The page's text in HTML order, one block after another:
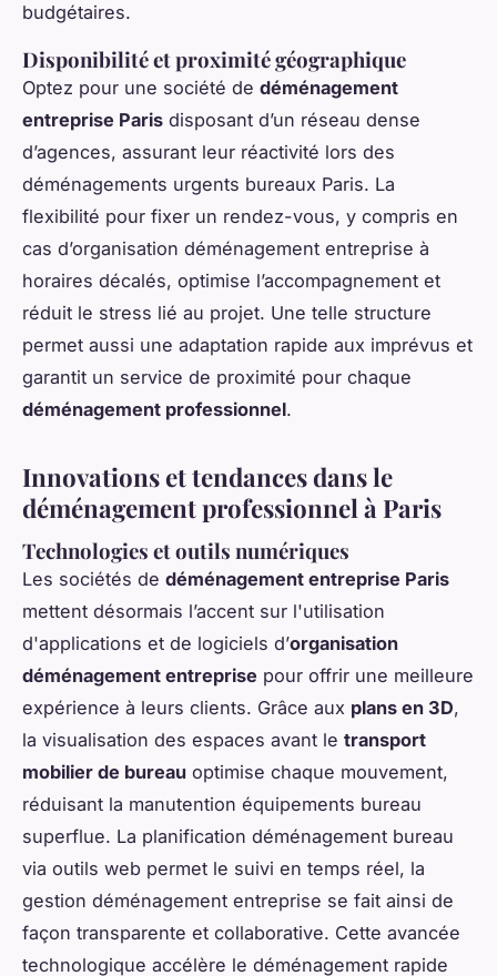
budgétaires.
Disponibilité et proximité géographique
Optez pour une société de déménagement
entreprise Paris disposant d’un réseau dense
d’agences, assurant leur réactivité lors des
déménagements urgents bureaux Paris. La
flexibilité pour fixer un rendez-vous, y compris en
cas d’organisation déménagement entreprise à
horaires décalés, optimise l’accompagnement et
réduit le stress lié au projet. Une telle structure
permet aussi une adaptation rapide aux imprévus et
garantit un service de proximité pour chaque
déménagement professionnel.
Innovations et tendances dans le
déménagement professionnel à Paris
Technologies et outils numériques
Les sociétés de déménagement entreprise Paris
mettent désormais l’accent sur l'utilisation
d'applications et de logiciels d’organisation
déménagement entreprise pour offrir une meilleure
expérience à leurs clients. Grâce aux plans en 3D,
la visualisation des espaces avant le transport
mobilier de bureau optimise chaque mouvement,
réduisant la manutention équipements bureau
superflue. La planification déménagement bureau
via outils web permet le suivi en temps réel, la
gestion déménagement entreprise se fait ainsi de
façon transparente et collaborative. Cette avancée
technologique accélère le déménagement rapide